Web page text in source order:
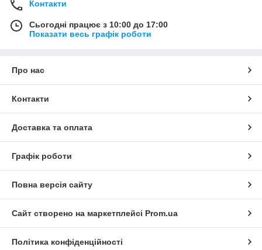
Контакти
Сьогодні працює з 10:00 до 17:00
Показати весь графік роботи
Про нас
Контакти
Доставка та оплата
Графік роботи
Повна версія сайту
Сайт створено на маркетплейсі Prom.ua
Політика конфіденційності